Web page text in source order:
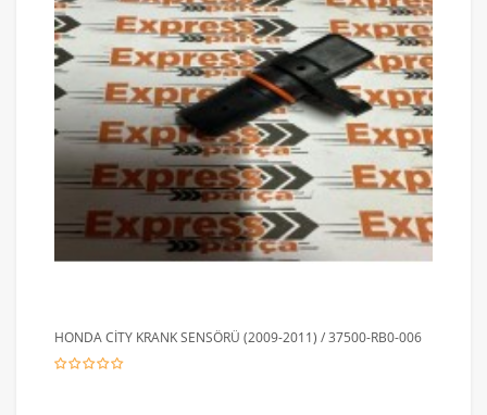
HONDA CİTY KRANK SENSÖRÜ (2009-2011) / 37500-RB0-006